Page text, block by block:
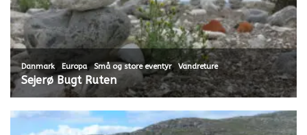
Danmark, Europa,Små og store eventyr,Vandreture
Sejerø Bugt Ruten